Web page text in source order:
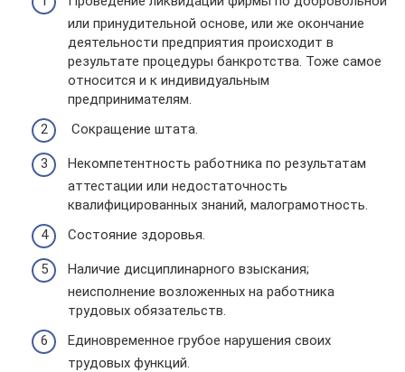
или принудительной основе, или же окончание
деятельности предприятия происходит в
результате процедуры банкротства. Тоже самое
относится и к индивидуальным
предпринимателям.
Сокращение штата.
Некомпетентность работника по результатам
аттестации или недостаточность
квалифицированных знаний, малограмотность.
Состояние здоровья.
Наличие дисциплинарного взыскания;
неисполнение возложенных на работника
трудовых обязательств.
Единовременное грубое нарушения своих
трудовых функций.